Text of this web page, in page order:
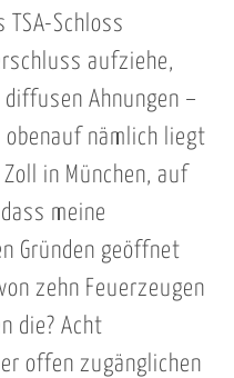
Schloss
aufziehe,
Ahnungen –
obenauf nämlich liegt
in München, auf
meine
Gründen geöffnet
zehn Feuerzeugen
die? Acht
offen zugänglichen